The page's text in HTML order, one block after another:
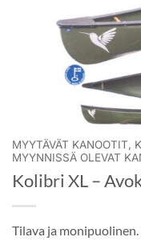
MYYTÄVÄT KANOOTIT,
MYYNNISSÄ OLEVAT
Kolibri XL –
Tilava ja